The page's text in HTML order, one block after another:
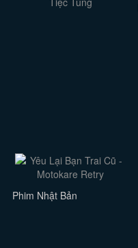
Phim Nhật Bản